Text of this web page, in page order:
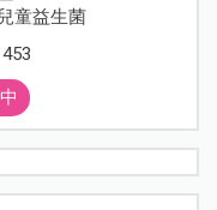
童益生菌